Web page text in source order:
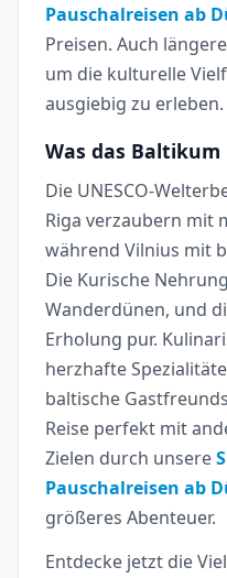
Pauschalreisen ab
Preisen. Auch
um die kulturelle
ausgiebig zu erleben.
Was das
Die UNESCO-
Riga verzaubern mit
während Vilnius mit
Die Kurische
Wanderdünen, und
Erholung pur.
herzhafte
baltische
Reise perfekt mit
Zielen durch unsere
Pauschalreisen ab
größeres Abenteuer.
Entdecke jetzt die